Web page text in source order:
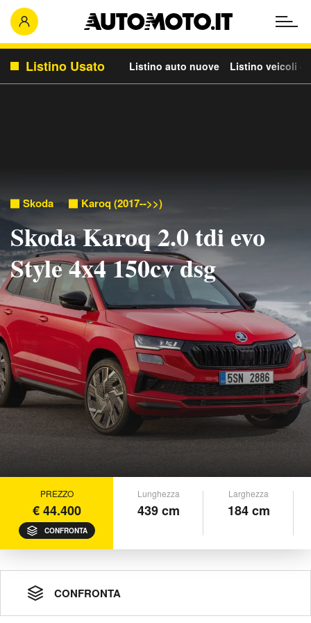
Listino Usato Listino auto nuove Listino veicoli
Skoda Karoq (2017-->>)
Skoda Karoq 2.0 tdi evo
Style 4x4 150cv dsg
PREZZO
€ 44.400
CONFRONTA
Lunghezza
439 cm
Larghezza
184 cm
CONFRONTA